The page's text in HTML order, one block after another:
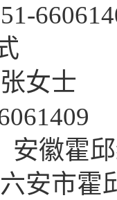
女士
安徽霍
安市霍